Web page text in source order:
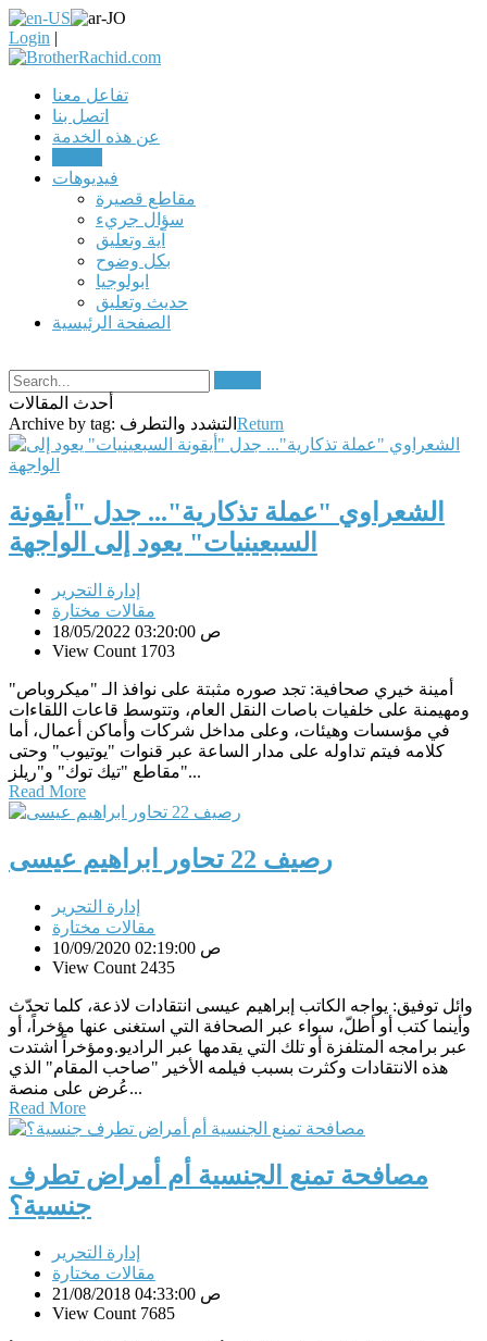
Login |
تفاعل معنا
اتصل بنا
عن هذه الخدمة
فيديوهات
مقاطع قصيرة
سؤال جريء
آية وتعليق
بكل وضوح
ابولوجيا
حديث وتعليق
الصفحة الرئيسية
أحدث المقالات
Archive by tag: التشدد والتطرف Return
الشعراوي "عملة تذكارية"... جدل "أيقونة
السبعينيات" يعود إلى الواجهة
إدارة التحرير
مقالات مختارة
18/05/2022 03:20:00 ص
View Count 1703
أمينة خيري صحافية: تجد صوره مثبتة على نوافذ الـ "ميكروباص"
ومهيمنة على خلفيات باصات النقل العام، وتتوسط قاعات اللقاءات
في مؤسسات وهيئات، وعلى مداخل شركات وأماكن أعمال، أما
كلامه فيتم تداوله على مدار الساعة عبر قنوات "يوتيوب" وحتى
مقاطع "تيك توك" و"ريلز"...
Read More
رصيف 22 تحاور ابراهيم عيسى
إدارة التحرير
مقالات مختارة
10/09/2020 02:19:00 ص
View Count 2435
وائل توفيق: يواجه الكاتب إبراهيم عيسى انتقادات لاذعة، كلما تحدّث
وأينما كتب أو أطلّ، سواء عبر الصحافة التي استغنى عنها مؤخراً، أو
عبر برامجه المتلفزة أو تلك التي يقدمها عبر الراديو.ومؤخراً اشتدت
هذه الانتقادات وكثرت بسبب فيلمه الأخير "صاحب المقام" الذي
عُرض على منصة...
Read More
مصافحة تمنع الجنسية أم أمراض تطرف
جنسية؟
إدارة التحرير
مقالات مختارة
21/08/2018 04:33:00 ص
View Count 7685